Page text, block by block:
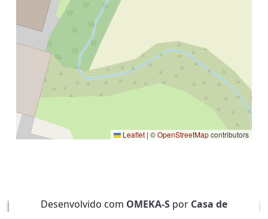
Leaflet | ©OpenStreetMapcontributors
Desenvolvido com OMEKA-S por Casa de